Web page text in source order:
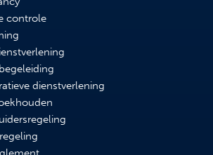
controle
dienstverlening